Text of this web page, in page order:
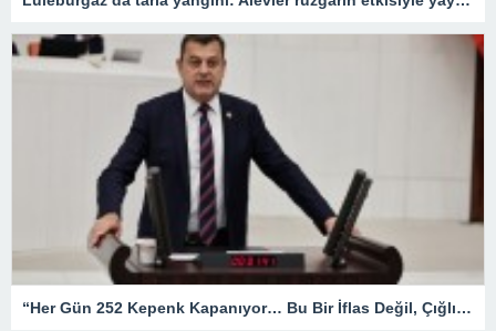
“Her Gün 252 Kepenk Kapanıyor… Bu Bir İflas Değil, Çığlıktır!”